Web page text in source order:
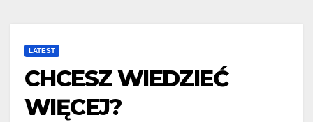
LATEST
CHCESZ WIEDZIEĆ
WIĘCEJ?